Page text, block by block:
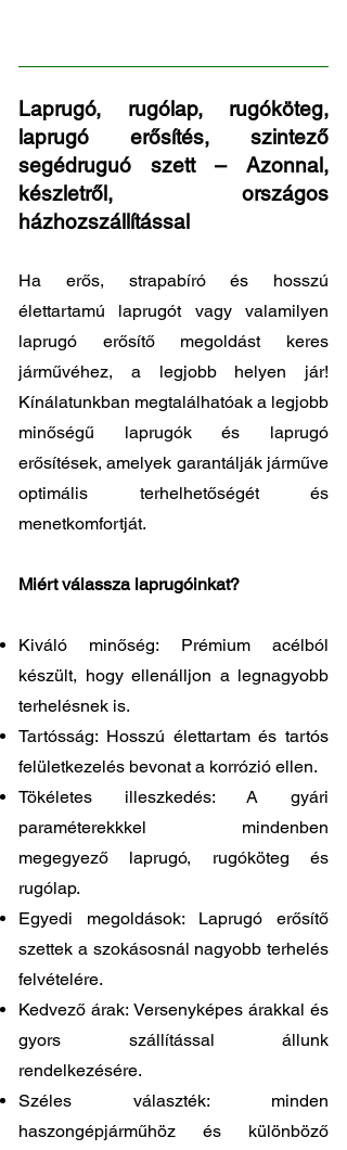
Laprugó, rugólap, rugóköteg,
laprugó erősítés, szintező
segédruguó szett – Azonnal,
készletről, országos
házhozszállítással
Ha erős, strapabíró és hosszú
élettartamú laprugót vagy valamilyen
laprugó erősítő megoldást keres
járművéhez, a legjobb helyen jár!
Kínálatunkban megtalálhatóak a legjobb
minőségű laprugók és laprugó
erősítések, amelyek garantálják járműve
optimális terhelhetőségét és
menetkomfortját.
Miért válassza laprugóinkat?
Kiváló minőség: Prémium acélból
készült, hogy ellenálljon a legnagyobb
terhelésnek is.
Tartósság: Hosszú élettartam és tartós
felületkezelés bevonat a korrózió ellen.
Tökéletes illeszkedés: A gyári
paraméterekkkel mindenben
megegyező laprugó, rugóköteg és
rugólap.
Egyedi megoldások: Laprugó erősítő
szettek a szokásosnál nagyobb terhelés
felvételére.
Kedvező árak: Versenyképes árakkal és
gyors szállítással állunk
rendelkezésére.
Széles választék: minden
haszongépjárműhöz és különböző